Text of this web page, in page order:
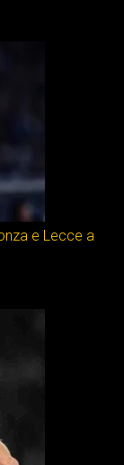
e Lecce a